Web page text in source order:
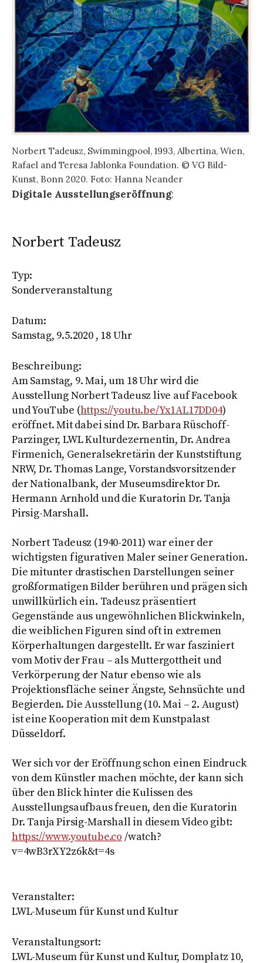
Norbert Tadeusz, Swimmingpool, 1993, Albertina, Wien,
Rafael and Teresa Jablonka Foundation. © VG Bild-
Kunst, Bonn 2020. Foto: Hanna Neander
Digitale Ausstellungseröffnung:
Norbert Tadeusz
Typ:
Sonderveranstaltung
Datum:
Samstag, 9.5.2020 , 18 Uhr
Beschreibung:
Am Samstag, 9. Mai, um 18 Uhr wird die
Ausstellung Norbert Tadeusz live auf Facebook
und YouTube (https://youtu.be/Yx1AL17DD04)
eröffnet. Mit dabei sind Dr. Barbara Rüschoff-
Parzinger, LWL Kulturdezernentin, Dr. Andrea
Firmenich, Generalsekretärin der Kunststiftung
NRW, Dr. Thomas Lange, Vorstandsvorsitzender
der Nationalbank, der Museumsdirektor Dr.
Hermann Arnhold und die Kuratorin Dr. Tanja
Pirsig-Marshall.
Norbert Tadeusz (1940-2011) war einer der
wichtigsten figurativen Maler seiner Generation.
Die mitunter drastischen Darstellungen seiner
großformatigen Bilder berühren und prägen sich
unwillkürlich ein. Tadeusz präsentiert
Gegenstände aus ungewöhnlichen Blickwinkeln,
die weiblichen Figuren sind oft in extremen
Körperhaltungen dargestellt. Er war fasziniert
vom Motiv der Frau – als Muttergottheit und
Verkörperung der Natur ebenso wie als
Projektionsfläche seiner Ängste, Sehnsüchte und
Begierden. Die Ausstellung (10. Mai – 2. August)
ist eine Kooperation mit dem Kunstpalast
Düsseldorf.
Wer sich vor der Eröffnung schon einen Eindruck
von dem Künstler machen möchte, der kann sich
über den Blick hinter die Kulissen des
Ausstellungsaufbaus freuen, den die Kuratorin
Dr. Tanja Pirsig-Marshall in diesem Video gibt:
https://www.youtube.co /watch?
v=4wB3rXY2z6k&t=4s
Veranstalter:
LWL-Museum für Kunst und Kultur
Veranstaltungsort:
LWL-Museum für Kunst und Kultur, Domplatz 10,